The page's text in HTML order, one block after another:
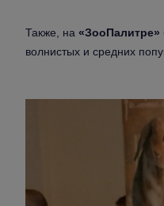
Также, на «ЗооПалитре»
волнистых и средних